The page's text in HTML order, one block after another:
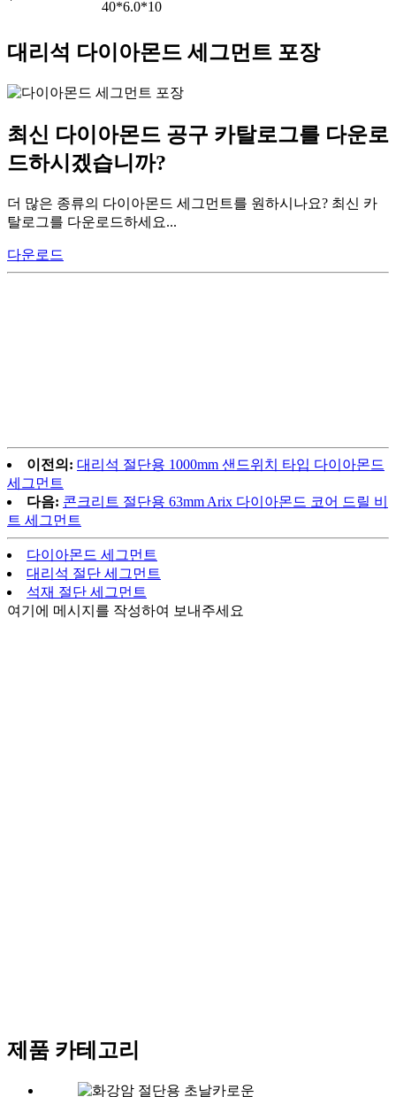
40*6.0*10
대리석 다이아몬드 세그먼트 포장
최신 다이아몬드 공구 카탈로그를 다운로
드하시겠습니까?
더 많은 종류의 다이아몬드 세그먼트를 원하시나요? 최신 카
탈로그를 다운로드하세요...
다운로드
이전의: 대리석 절단용 1000mm 샌드위치 타입 다이아몬드
세그먼트
다음: 콘크리트 절단용 63mm Arix 다이아몬드 코어 드릴 비
트 세그먼트
다이아몬드 세그먼트
대리석 절단 세그먼트
석재 절단 세그먼트
여기에 메시지를 작성하여 보내주세요
제품 카테고리